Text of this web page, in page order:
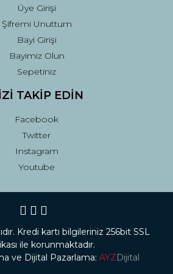
Üye Girişi
Şifremi Unuttum
Bayi Girişi
Bayimiz Olun
Sepetiniz
TAKİP EDİN
Facebook
Twitter
Instagram
Youtube
Kredi kartı bilgileriniz 256bit SSL
ile korunmaktadır.
ve Dijital Pazarlama: AYZDijital